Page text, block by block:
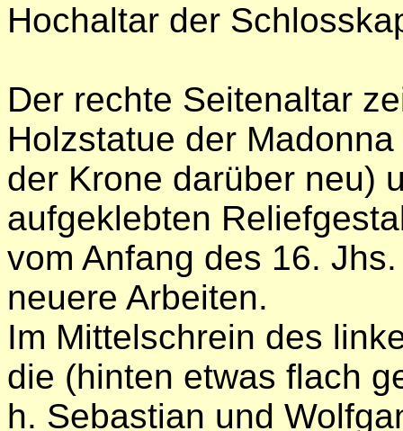
Hochaltar der
Der rechte Seitenaltar
Holzstatue der
der Krone darüber neu)
aufgeklebten
vom Anfang des 16.
neuere Arbeiten.
Im Mittelschrein des
die (hinten etwas flach
h. Sebastian und